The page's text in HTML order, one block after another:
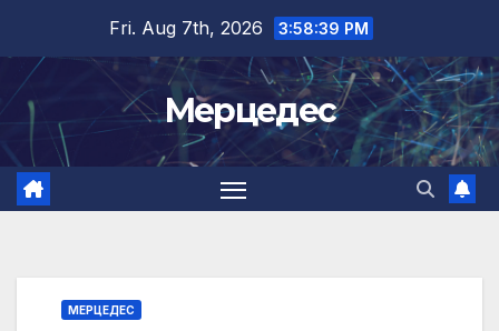
content
Fri. Aug 7th, 2026 3:58:40 PM
Мерцедес
МЕРЦЕДЕС